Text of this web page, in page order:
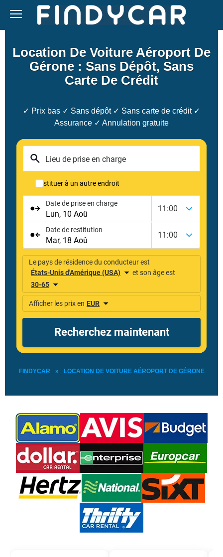
content
Location De Voiture Aéroport De
Gérone : Sans Dépôt, Sans
Carte De Crédit
✓ Prix bas ✓ Sans dépôt ✓ Sans carte de crédit ✓
Assurance ✓ Annulation gratuite
FINDYCAR » LOCATION DE VOITURE AÉROPORT DE GÉRONE